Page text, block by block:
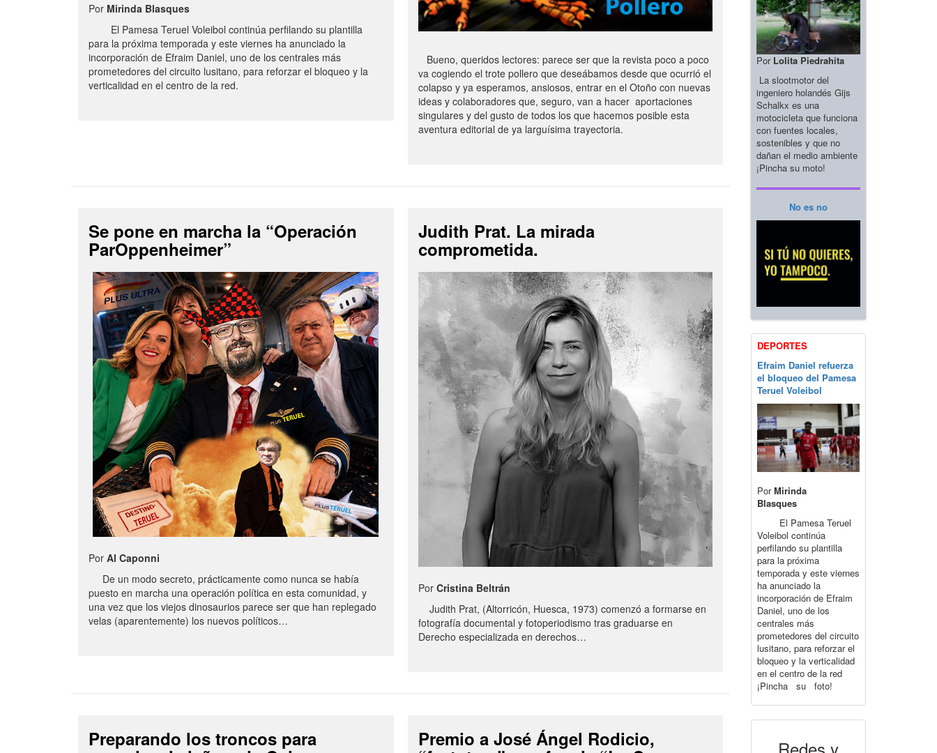
Por Mirinda Blasques
El Pamesa Teruel Voleibol continúa perfilando su plantilla
para la próxima temporada y este viernes ha anunciado la
incorporación de Efraim Daniel, uno de los centrales más
prometedores del circuito lusitano, para reforzar el bloqueo y la
verticalidad en el centro de la red.
Bueno, queridos lectores: parece ser que la revista poco a poco
va cogiendo el trote pollero que deseábamos desde que ocurrió el
colapso y ya esperamos, ansiosos, entrar en el Otoño con nuevas
ideas y colaboradores que, seguro, van a hacer aportaciones
singulares y del gusto de todos los que hacemos posible esta
aventura editorial de ya larguísima trayectoria.
Se pone en marcha la “Operación
ParOppenheimer”
Por Al Caponni
De un modo secreto, prácticamente como nunca se había
puesto en marcha una operación política en esta comunidad, y
una vez que los viejos dinosaurios parece ser que han replegado
velas (aparentemente) los nuevos políticos…
Judith Prat. La mirada
comprometida.
PorCristina Beltrán
Judith Prat, (Altorricón, Huesca, 1973) comenzó a formarse en
fotografía documental y fotoperiodismo tras graduarse en
Derecho especializada en derechos…
Preparando los troncos para Premio a José Ángel Rodicio,
Por Lolita Piedrahita
La slootmotor del
ingeniero holandés Gijs
Schalkx es una
motocicleta que funciona
con fuentes locales,
sostenibles y que no
dañan el medio ambiente
¡Pincha su moto!
No es no
DEPORTES
Efraim Daniel refuerza
el bloqueo del Pamesa
Teruel Voleibol
PorMirinda
Blasques
El Pamesa Teruel
Voleibol continúa
perfilando su plantilla
para la próxima
temporada y este viernes
ha anunciado la
incorporación de Efraim
Daniel, uno de los
centrales más
prometedores del circuito
lusitano, para reforzar el
bloqueo y la verticalidad
en el centro de la red
¡Pincha su foto!